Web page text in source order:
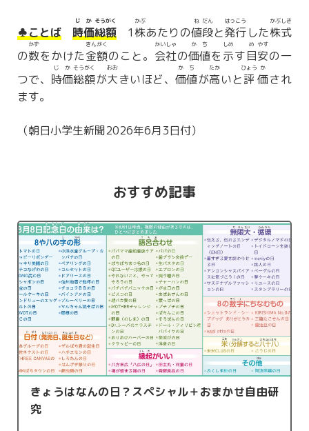
♣ことば 時
じ
価
か
総
そう
額
がく
1株
かぶ
あたりの値
ね
段
だん
と発
はっ
行
こう
した株
かぶ
式
しき
の数
かず
をかけた金
きん
額
がく
のこと。 会
かい
社
しゃ
の価
か
値
ち
を 示
しめ
す目
め
安
やす
の一
つで、 時
じ
価
か
総
そう
額
がく
が大
おお
きいほど、 価
か
値
ち
が高
たか
いと評
ひょう
価
か
され
ます。
（朝日小学生新聞2026年6月3日付）
おすすめ記事
きょうはなんの日？スペシャル＋おまかせ自由研
究